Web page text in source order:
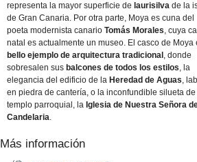
representa la mayor superficie de laurisilva de la
de Gran Canaria. Por otra parte, Moya es cuna del
poeta modernista canario Tomás Morales, cuya
natal es actualmente un museo. El casco de Moya
bello ejemplo de arquitectura tradicional , donde
sobresalen sus balcones de todos los estilos, la
elegancia del edificio de la Heredad de Aguas,
en piedra de cantería, o la inconfundible silueta de
templo parroquial, la Iglesia de Nuestra Señora
Candelaria.
Más información